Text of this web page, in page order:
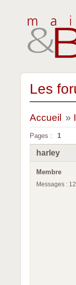
Les
Accueil »
Pages : 1
harley
Membre
Messages :